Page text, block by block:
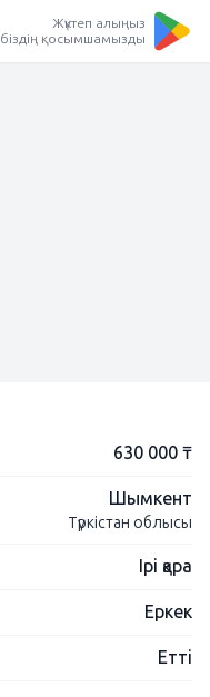
Жүктеп алыңыз
біздің қосымшамызды
630 000 ₸
Шымкент
Түркістан облысы
Ірі қара
Еркек
Етті